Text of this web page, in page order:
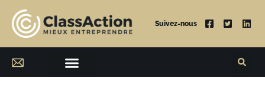
Suivez-nous